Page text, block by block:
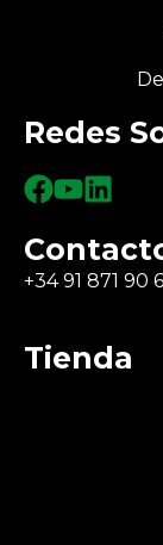
Redes
+34 91 871 90
Tienda